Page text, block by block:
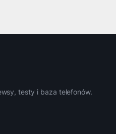
testy i baza telefonów.